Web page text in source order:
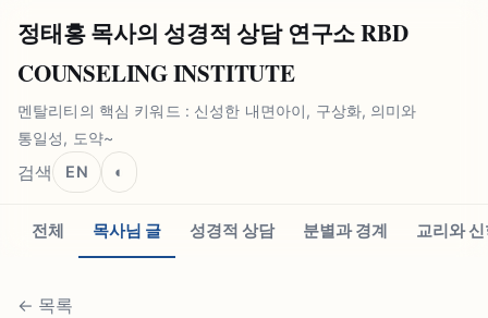
정태홍 목사의 성경적 상담 연구소 RBD
COUNSELING INSTITUTE
멘탈리티의 핵심 키워드 : 신성한 내면아이, 구상화, 의미와
통일성, 도약~
검색 EN ◐
전체 목사님 글 성경적 상담 분별과 경계 교리와
← 목록